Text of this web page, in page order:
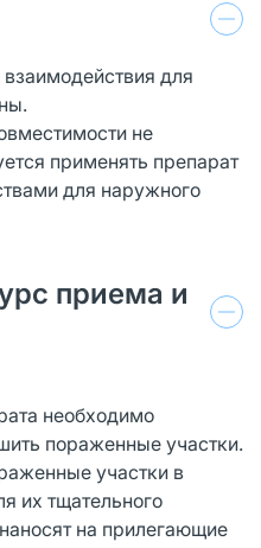
для
не
применять препарат
для наружного
приема и
необходимо
пораженные участки.
участки в
их тщательного
на прилегающие